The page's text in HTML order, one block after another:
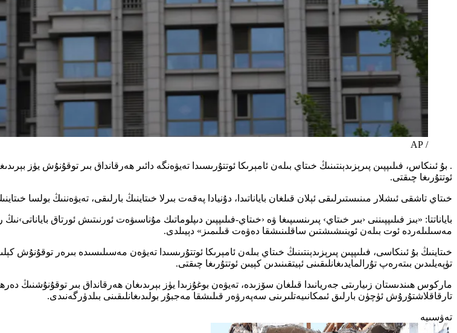
/ AP
. بۇ ئىنكاس، فىلىپپىن پىرېزىدېنتىنىڭ خىتاي بىلەن ئامېرىكا ئوتتۇرىسىدا تەيۋەنگە دائىر ھەرقانداق بىر توقۇنۇش يۈز
ئوتتۇرىغا چىقتى.
خىتاي تاشقى ئىشلار مىنىستىرلىقى ئېلان قىلغان باياناتىدا، دۇنيادا پەقەت بىرلا خىتاينىڭ بارلىقى، تەيۋەننىڭ بولسا
باياناتتا: «بىز فىلىپپىننى ‹بىر خىتاي› پىرىنسىپىغا ۋە ‹خىتاي-فىلىپپىن دىپلوماتىك مۇناسىۋەت ئورنىتىش ئورتاق
مەسىلىلەردە ئوت بىلەن ئوينىشىشتىن ساقلىنىشقا دەۋەت قىلىمىز» دېيىلدى.
خىتاينىڭ بۇ ئىنكاسى، فىلىپپىن پىرېزىدېنتىنىڭ خىتاي بىلەن ئامېرىكا ئوتتۇرىسىدا تەيۋەن مەسىلىسىدە بىرەر توقۇنۇش
تۈپەيلىدىن بىتەرەپ تۇرالمايدىغانلىقىنى ئېيتقىنىدىن كېيىن ئوتتۇرىغا چىقتى.
ماركوس ھىندىستان زىيارىتى جەريانىدا قىلغان سۆزىدە، تەيۋەن بوغۇزىدا يۈز بېرىدىغان ھەرقانداق بىر توقۇنۇشنىڭ
تارقاقلاشتۇرۇش ئۈچۈن بارلىق ئىمكانىيەتلىرىنى سەپەرۋەر قىلىشقا مەجبۇر بولىدىغانلىقىنى بىلدۈرگەنىدى.
تەۋسىيە